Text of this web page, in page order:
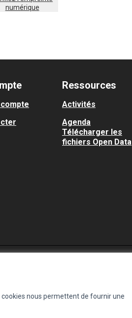
nous permettent de fournir une
numérique
Ressources
Activités
Agenda
Télécharger les
fichiers Open Data